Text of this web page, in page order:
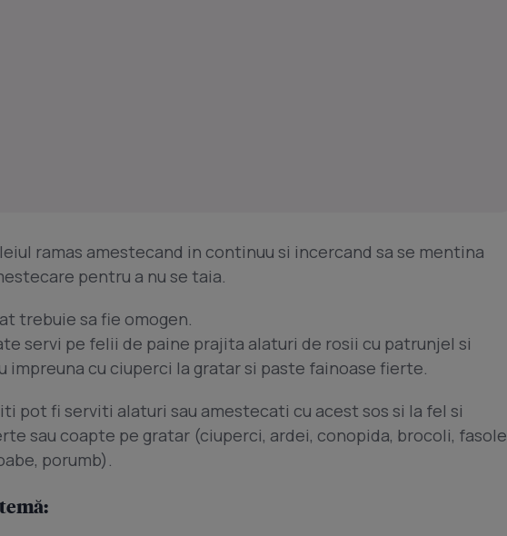
ramas amestecand in continuu si incercand sa se mentina
pentru a nu se taia.
trebuie sa fie omogen.
servi pe felii de paine prajita alaturi de rosii cu patrunjel si
impreuna cu ciuperci la gratar si paste fainoase fierte.
pot fi serviti alaturi sau amestecati cu acest sos si la fel si
sau coapte pe gratar (ciuperci, ardei, conopida, brocoli, fasole
porumb).